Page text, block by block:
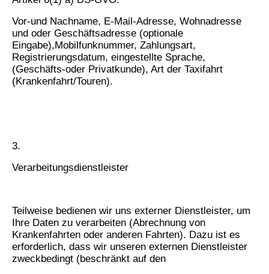
Vor-und Nachname, E-Mail-Adresse, Wohnadresse
und oder Geschäftsadresse (optionale
Eingabe),Mobilfunknummer, Zahlungsart,
Registrierungsdatum, eingestellte Sprache,
(Geschäfts-oder Privatkunde), Art der Taxifahrt
(Krankenfahrt/Touren).
3.
Verarbeitungsdienstleister
Teilweise bedienen wir uns externer Dienstleister, um
Ihre Daten zu verarbeiten (Abrechnung von
Krankenfahrten oder anderen Fahrten). Dazu ist es
erforderlich, dass wir unseren externen Dienstleister
zweckbedingt (beschränkt auf den